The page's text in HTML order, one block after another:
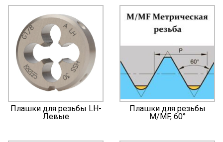
Плашки для резьбы LH-
Левые
Плашки для резьбы
M/MF, 60°